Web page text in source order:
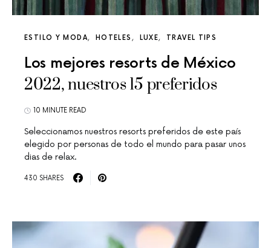
ESTILO Y MODA HOTELES LUXE TRAVEL TIPS
Los mejores resorts de México
2022, nuestros 15 preferidos
10 MINUTE READ
Seleccionamos nuestros resorts preferidos de este país
elegido por personas de todo el mundo para pasar unos
dias de relax.
430 SHARES